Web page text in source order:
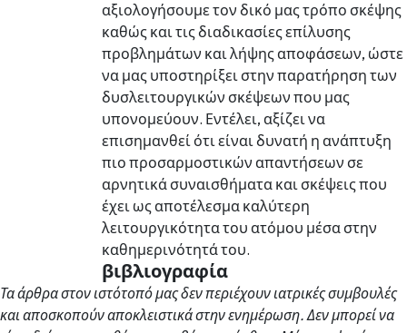
αξιολογήσουμε τον δικό μας τρόπο σκέψης
καθώς και τις διαδικασίες επίλυσης
προβλημάτων και λήψης αποφάσεων, ώστε
να μας υποστηρίξει στην παρατήρηση των
δυσλειτουργικών σκέψεων που μας
υπονομεύουν. Εντέλει, αξίζει να
επισημανθεί ότι είναι δυνατή η ανάπτυξη
πιο προσαρμοστικών απαντήσεων σε
αρνητικά συναισθήματα και σκέψεις που
έχει ως αποτέλεσμα καλύτερη
λειτουργικότητα του ατόμου μέσα στην
καθημερινότητά του.
βιβλιογραφία
Τα άρθρα στον ιστότοπό μας δεν περιέχουν ιατρικές συμβουλές
και αποσκοπούν αποκλειστικά στην ενημέρωση. Δεν μπορεί να